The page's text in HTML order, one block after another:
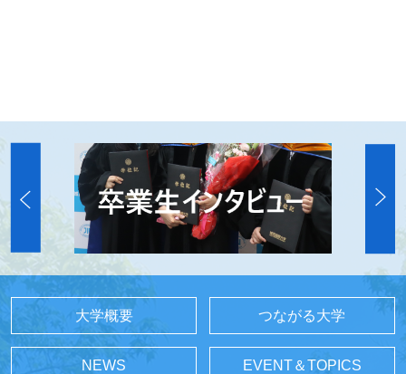
大学概要 つながる大学
NEWS EVENT＆TOPICS